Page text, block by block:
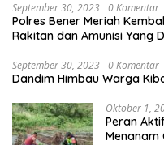
September 30, 2023 0 Komentar
Polres Bener Meriah
Rakitan dan Amunisi Yang
September 30, 2023 0 Komentar
Dandim Himbau Warga
Oktober 1,
Peran
Menanam